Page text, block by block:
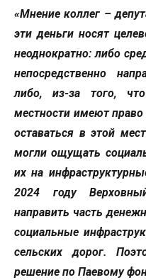
«Мнение коллег –
эти деньги носят
неоднократно: либо
непосредственно
либо, из-за того,
местности имеют
оставаться в этой
могли ощущать
их на
2024 году
направить часть
социальные
сельских дорог.
решение по Паевому